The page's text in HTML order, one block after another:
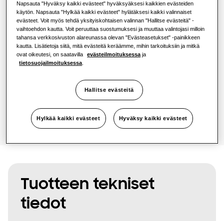
Ravintola
Toimisto
One Samsung
33.5KW
Käytettävissä oleva teho
1 vaihe
Ota yhteyttä Samsungiin
Tuotteen tekniset
tiedot
Napsauta "Hyväksy kaikki evästeet" hyväksyäksesi kaikkien evästeiden
käytön. Napsauta "Hylkää kaikki evästeet" hylätäksesi kaikki valinnaiset
evästeet. Voit myös tehdä yksityiskohtaisen valinnan "Hallitse evästeitä" -
vaihtoehdon kautta. Voit peruuttaa suostumuksesi ja muuttaa valintojasi milloin
tahansa verkkosivuston alareunassa olevan "Evästeasetukset" -painikkeen
kautta. Lisätietoja siitä, mitä evästeitä keräämme, mihin tarkoituksiin ja mitkä
ovat oikeutesi, on saatavilla
evästeilmoituksessa ja
tietosuojailmoituksessa
Hallitse evästeitä
Hylkää kaikki evästeet Hyväksy kaikki evästeet